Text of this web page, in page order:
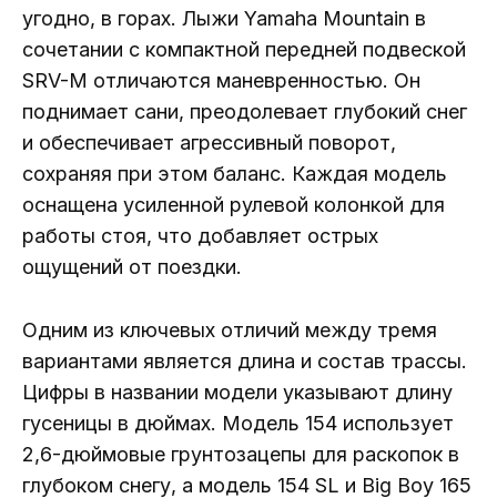
угодно, в горах. Лыжи Yamaha Mountain в
сочетании с компактной передней подвеской
SRV-M отличаются маневренностью. Он
поднимает сани, преодолевает глубокий снег
и обеспечивает агрессивный поворот,
сохраняя при этом баланс. Каждая модель
оснащена усиленной рулевой колонкой для
работы стоя, что добавляет острых
ощущений от поездки.
Одним из ключевых отличий между тремя
вариантами является длина и состав трассы.
Цифры в названии модели указывают длину
гусеницы в дюймах. Модель 154 использует
2,6-дюймовые грунтозацепы для раскопок в
глубоком снегу, а модель 154 SL и Big Boy 165